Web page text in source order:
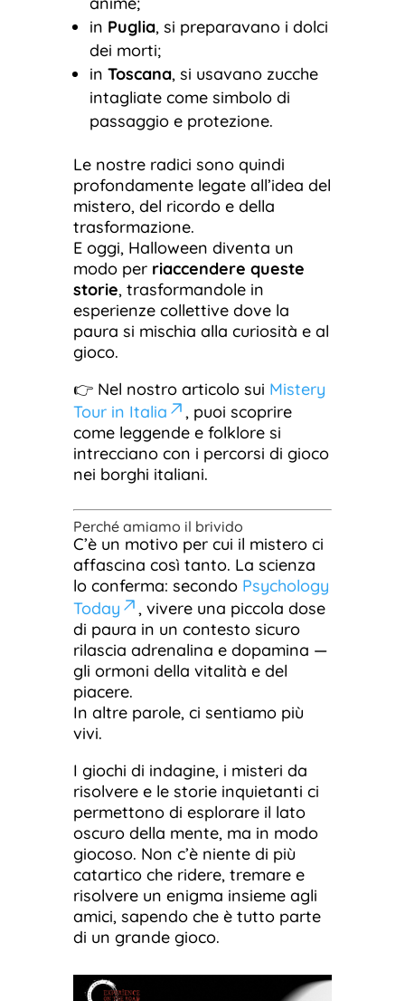
in Puglia, si preparavano i dolci
dei morti;
in Toscana, si usavano zucche
intagliate come simbolo di
passaggio e protezione.
Le nostre radici sono quindi
profondamente legate all’idea del
mistero, del ricordo e della
trasformazione.
E oggi, Halloween diventa un
modo per riaccendere queste
storie, trasformandole in
esperienze collettive dove la
paura si mischia alla curiosità e al
gioco.
👉 Nel nostro articolo sui Mistery
Tour in Italia
, puoi scoprire
come leggende e folklore si
intrecciano con i percorsi di gioco
nei borghi italiani.
Perché amiamo il brivido
C’è un motivo per cui il mistero ci
affascina così tanto. La scienza
lo conferma: secondo Psychology
Today
, vivere una piccola dose
di paura in un contesto sicuro
rilascia adrenalina e dopamina —
gli ormoni della vitalità e del
piacere.
In altre parole, ci sentiamo più
vivi.
I giochi di indagine, i misteri da
risolvere e le storie inquietanti ci
permettono di esplorare il lato
oscuro della mente, ma in modo
giocoso. Non c’è niente di più
catartico che ridere, tremare e
risolvere un enigma insieme agli
amici, sapendo che è tutto parte
di un grande gioco.